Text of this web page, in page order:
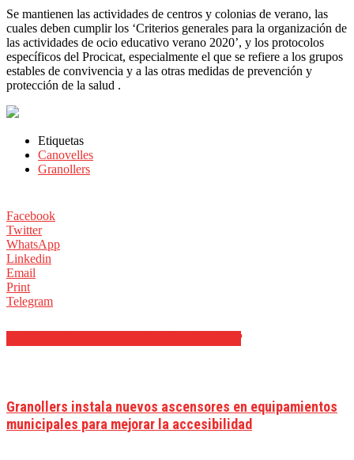
Se mantienen las actividades de centros y colonias de verano, las
cuales deben cumplir los ‘Criterios generales para la organización de
las actividades de ocio educativo verano 2020’, y los protocolos
específicos del Procicat, especialmente el que se refiere a los grupos
estables de convivencia y a las otras medidas de prevención y
protección de la salud .
Etiquetas
Canovelles
Granollers
Facebook
Twitter
WhatsApp
Linkedin
Email
Print
Telegram
Granollers instala nuevos ascensores en equipamientos
municipales para mejorar la accesibilidad